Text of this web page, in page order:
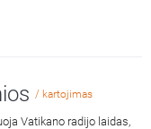
/ kartojimas
Vatikano radijo laidas,